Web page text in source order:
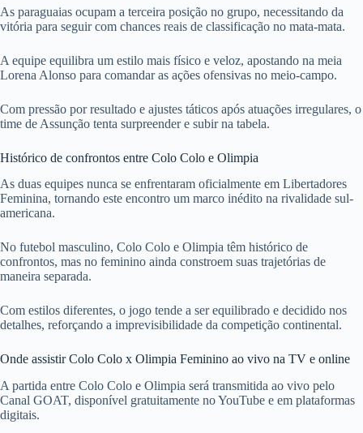
As paraguaias ocupam a terceira posição no grupo, necessitando da
vitória para seguir com chances reais de classificação no mata-mata.
A equipe equilibra um estilo mais físico e veloz, apostando na meia
Lorena Alonso para comandar as ações ofensivas no meio-campo.
Com pressão por resultado e ajustes táticos após atuações irregulares, o
time de Assunção tenta surpreender e subir na tabela.
Histórico de confrontos entre Colo Colo e Olimpia
As duas equipes nunca se enfrentaram oficialmente em Libertadores
Feminina, tornando este encontro um marco inédito na rivalidade sul-
americana.
No futebol masculino, Colo Colo e Olimpia têm histórico de
confrontos, mas no feminino ainda constroem suas trajetórias de
maneira separada.
Com estilos diferentes, o jogo tende a ser equilibrado e decidido nos
detalhes, reforçando a imprevisibilidade da competição continental.
Onde assistir Colo Colo x Olimpia Feminino ao vivo na TV e online
A partida entre Colo Colo e Olimpia será transmitida ao vivo pelo
Canal GOAT, disponível gratuitamente no YouTube e em plataformas
digitais.